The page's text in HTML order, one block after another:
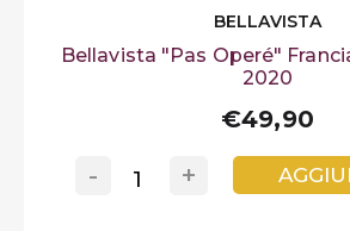
BELLAVISTA
Bellavista "Pas Operé"
2020
€49,90
+
-